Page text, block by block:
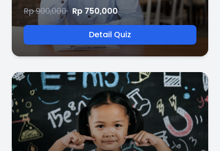
Rp 900,000 Rp 750,000
Detail Quiz